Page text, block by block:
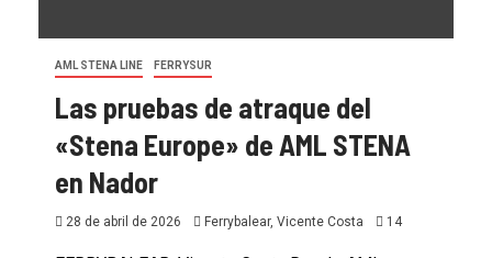
AML STENA LINE FERRYSUR
Las pruebas de atraque del
«Stena Europe» de AML STENA
en Nador
28 de abril de 2026 Ferrybalear, Vicente Costa 14